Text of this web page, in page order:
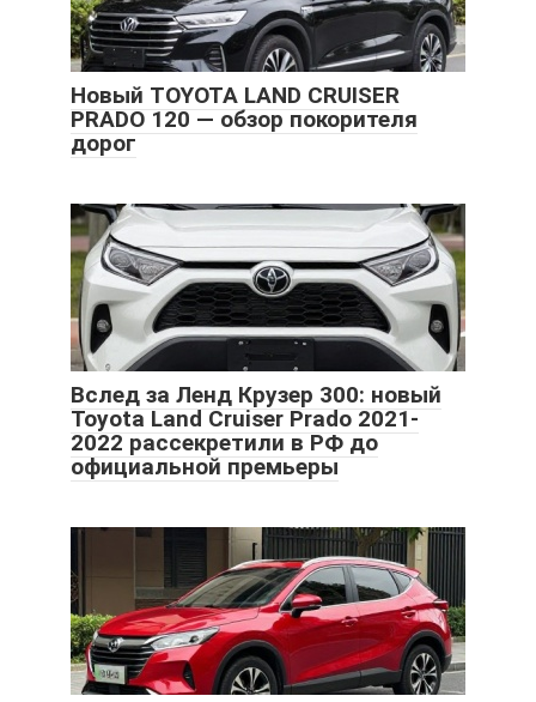
Новый TOYOTA LAND CRUISER
PRADO 120 — обзор покорителя
дорог
Вслед за Ленд Крузер 300: новый
Toyota Land Cruiser Prado 2021-
2022 рассекретили в РФ до
официальной премьеры